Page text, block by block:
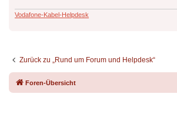
Vodafone-Kabel-Helpdesk
Zurück zu „Rund um Forum und Helpdesk“
Foren-Übersicht